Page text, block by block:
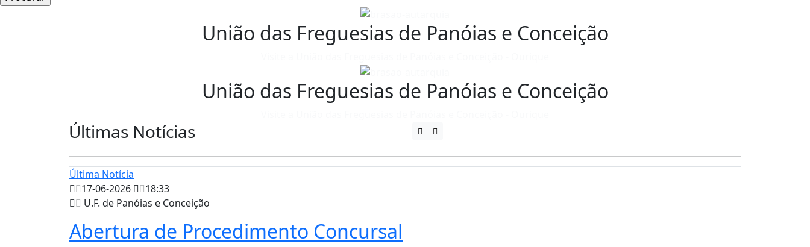
União das Freguesias de Panóias e Conceição
União das Freguesias de Panóias e Conceição
Últimas Notícias
Última Notícia
17-06-2026
18:33
U.F. de Panóias e Conceição
Abertura de Procedimento Concursal